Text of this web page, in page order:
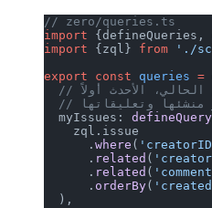
// zero/queries.ts
import
import {zql} from
'./
export const queries =
  myIssues:
    zql.issue
      .
where (
      .
related (
      .
related (
      .
orderBy (
  ),